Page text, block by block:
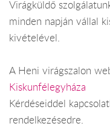
Virágküldő
minden napján vállal
kivételével.
A Heni virágszalon
Kiskunfélegyháza
Kérdéseiddel
rendelkezésedre.